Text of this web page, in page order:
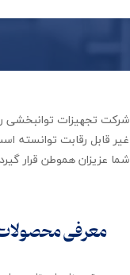
غیر قابل رقابت توانسته
شما عزیزان هموطن قرار
معرفی